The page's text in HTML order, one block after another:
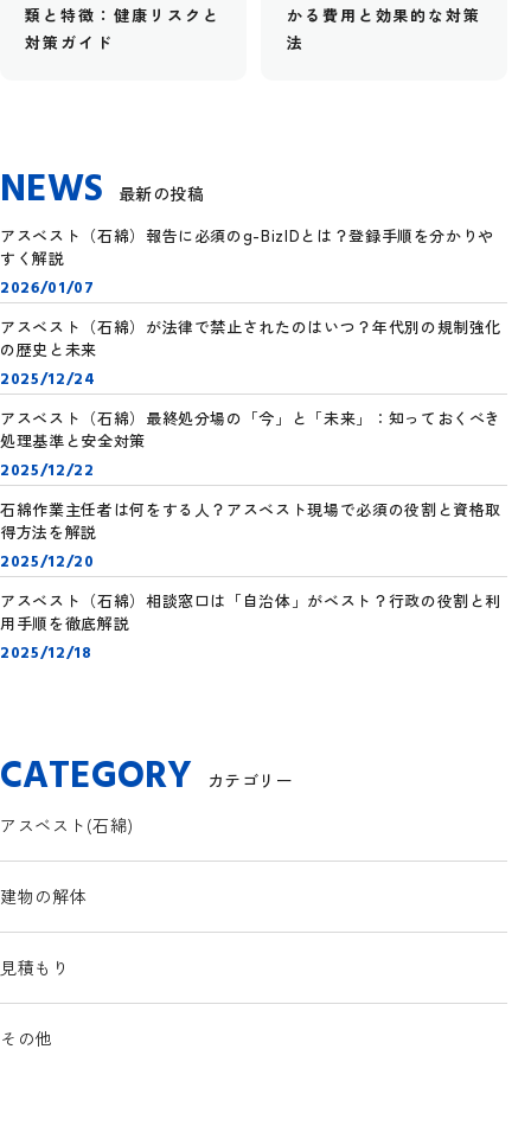
類と特徴：健康リスクと
対策ガイド
かる費用と効果的な対策
法
NEWS 最新の投稿
アスベスト（石綿）報告に必須のg-BizIDとは？登録手順を分かりや
すく解説
2026/01/07
アスベスト（石綿）が法律で禁止されたのはいつ？年代別の規制強化
の歴史と未来
2025/12/24
アスベスト（石綿）最終処分場の「今」と「未来」：知っておくべき
処理基準と安全対策
2025/12/22
石綿作業主任者は何をする人？アスベスト現場で必須の役割と資格取
得方法を解説
2025/12/20
アスベスト（石綿）相談窓口は「自治体」がベスト？行政の役割と利
用手順を徹底解説
2025/12/18
CATEGORY
カテゴリー
アスベスト(石綿)
建物の解体
見積もり
その他